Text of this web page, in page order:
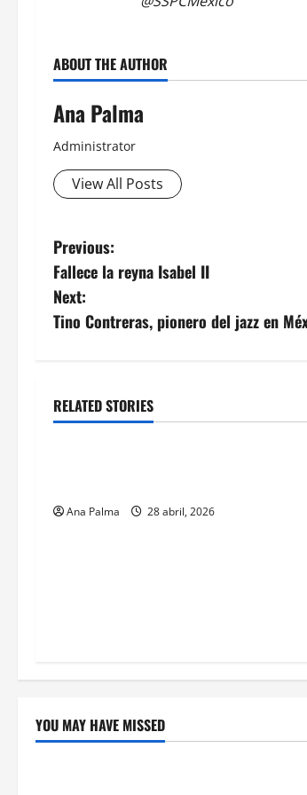
ABOUT THE AUTHOR
Ana Palma
Administrator
View All Posts
Post
navigation
Previous:
Fallece la reyna Isabel II
Next:
Tino Contreras, pionero del jazz en
RELATED STORIES
Seguridad
Ana Palma 28 abril, 2026
YOU MAY HAVE MISSED
Crítica de Cine